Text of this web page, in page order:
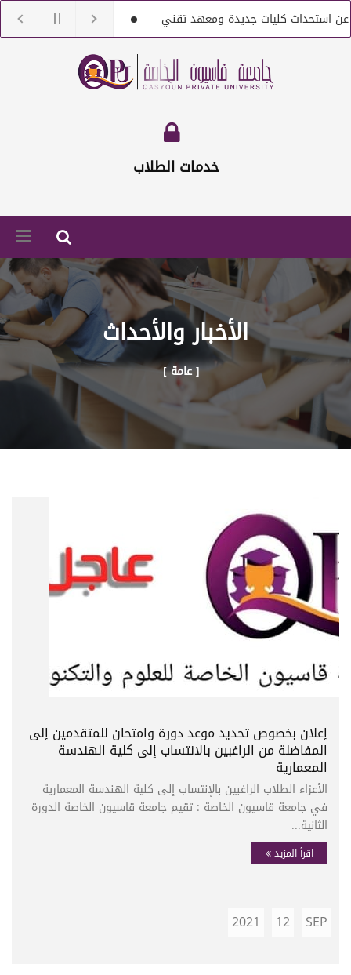
كليات جديدة ومعهد تقني
جامعة قاسيون تنعى الدكتور
مع أعضاء هيئة تعليمية من حملة الماجستير والدكتوراه
خدمات الطلاب
الأخبار والأحداث
[ عامة ]
إعلان بخصوص تحديد موعد دورة وامتحان للمتقدمين إلى
المفاضلة من الراغبين بالانتساب إلى كلية الهندسة
المعمارية
الأعزاء الطلاب الراغبين بالإنتساب إلى كلية الهندسة المعمارية
في جامعة قاسيون الخاصة : تقيم جامعة قاسيون الخاصة الدورة
الثانية...
اقرأ المزيد
SEP
12
2021